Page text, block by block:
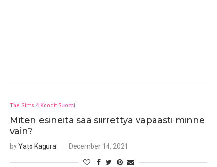
The Sims 4 Koodit Suomi
Miten esineitä saa siirrettyä vapaasti minne
vain?
byYato Kagura December 14, 2021